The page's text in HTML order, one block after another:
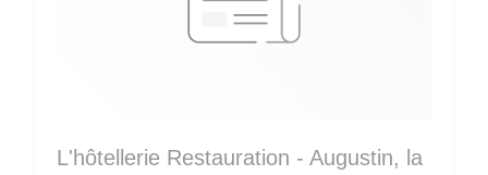
L'hôtellerie Restauration - Augustin, la